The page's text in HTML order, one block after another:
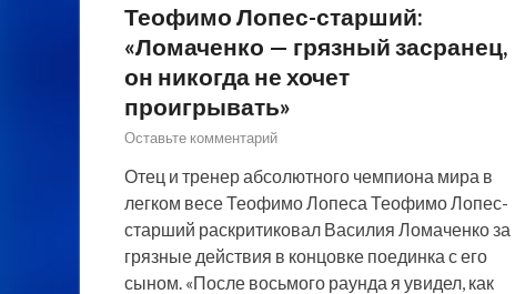
Теофимо Лопес-старший:
«Ломаченко — грязный засранец,
он никогда не хочет
проигрывать»
Оставьте комментарий
Отец и тренер абсолютного чемпиона мира в
легком весе Теофимо Лопеса Теофимо Лопес-
старший раскритиковал Василия Ломаченко за
грязные действия в концовке поединка с его
сыном. «После восьмого раунда я увидел, как